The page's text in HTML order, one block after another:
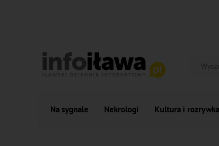
Na sygnale Nekrologi Kultura i rozrywka